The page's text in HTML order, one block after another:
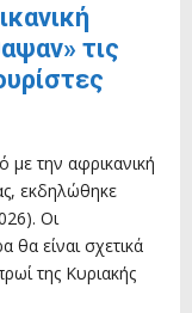
τις
την αφρικανική
εκδηλώθηκε
Οι
θα είναι σχετικά
της Κυριακής